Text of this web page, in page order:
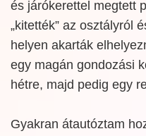
és járókerettel megtett
„kitették” az osztályról
helyen akarták
egy magán gondozási
hétre, majd pedig egy
Gyakran átautóztam